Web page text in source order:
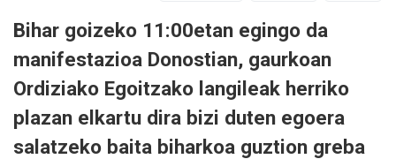
Bihar goizeko 11:00etan egingo da
manifestazioa Donostian, gaurkoan
Ordiziako Egoitzako langileak herriko
plazan elkartu dira bizi duten egoera
salatzeko baita biharkoa guztion greba